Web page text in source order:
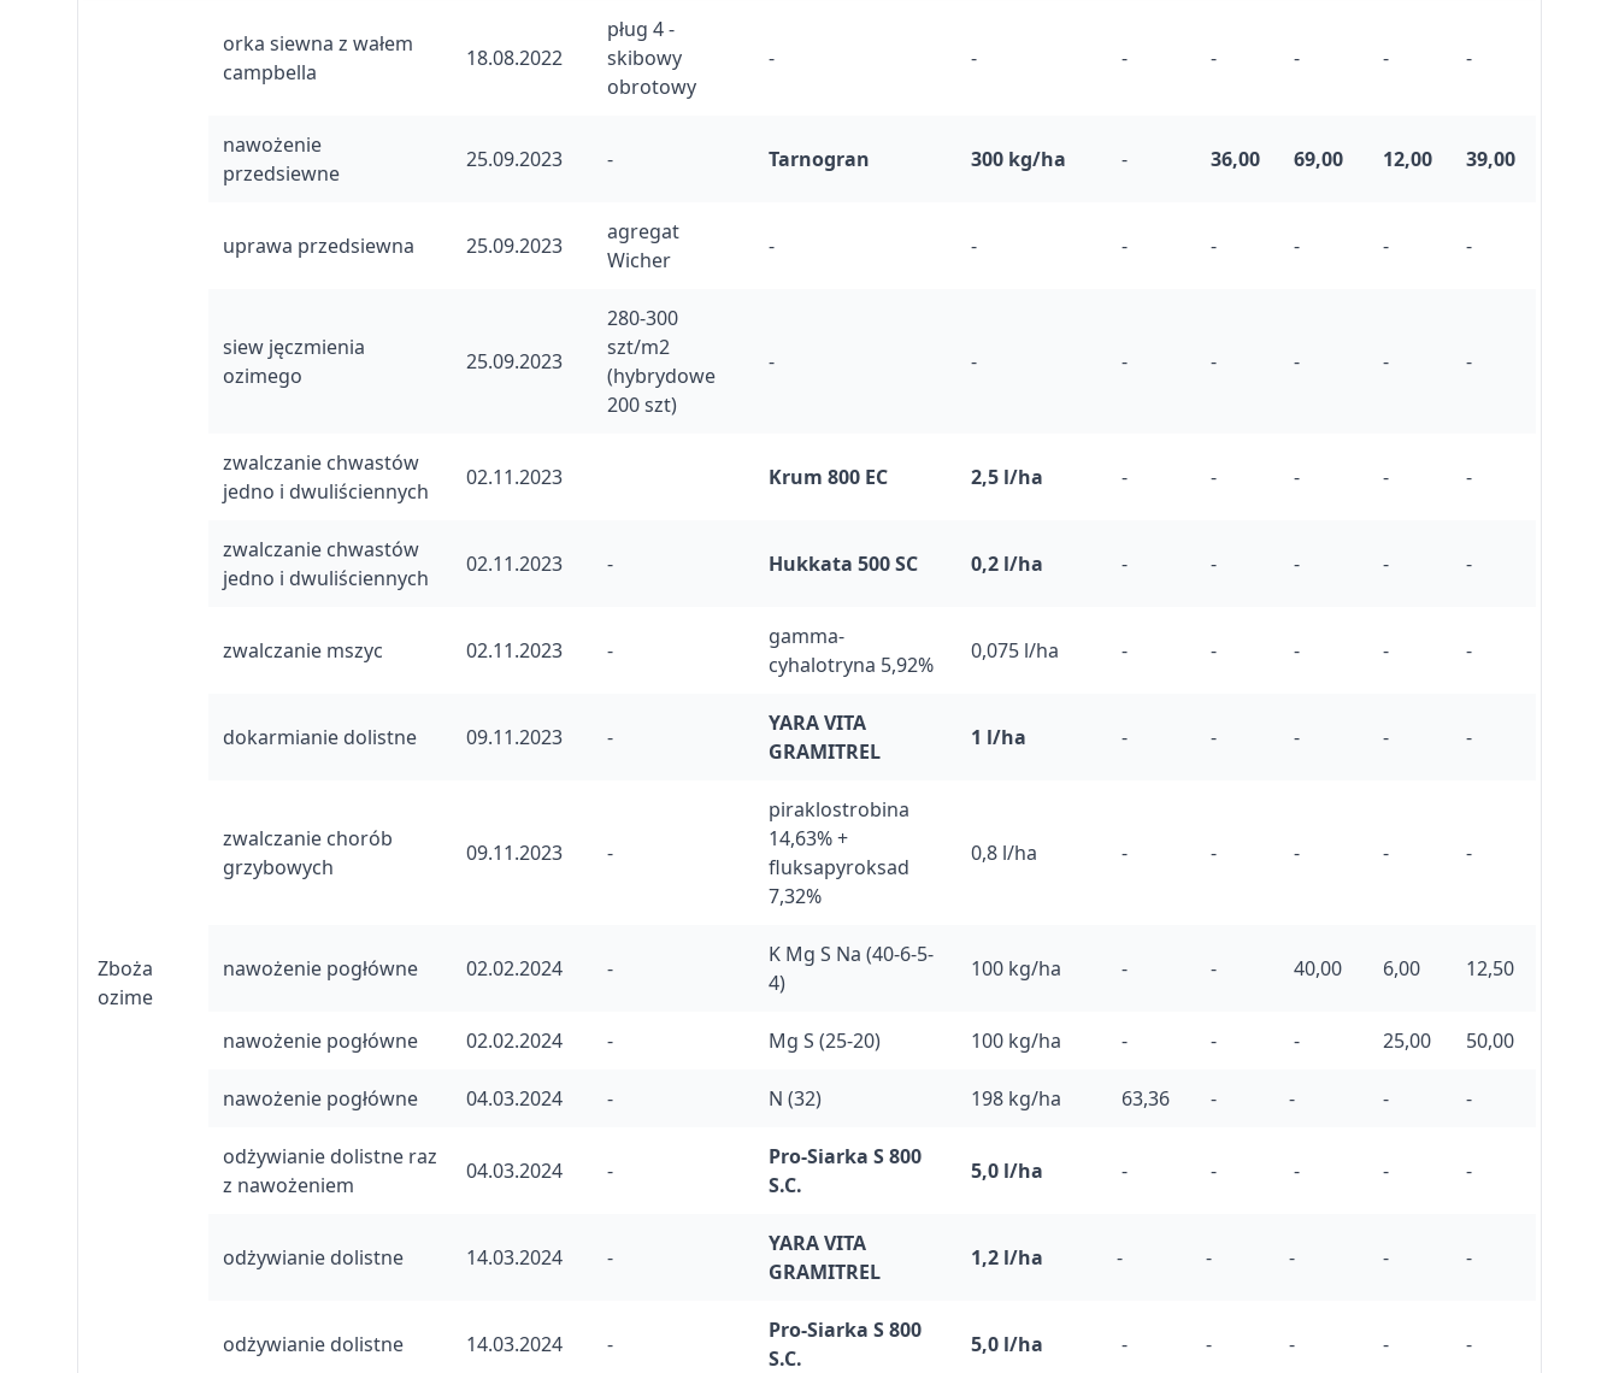
Zboża
ozime
orka siewna z wałem
campbella
18.08.2022
pług 4 -
skibowy
obrotowy
- - - - - - -
nawożenie
przedsiewne
25.09.2023 - Tarnogran 300 kg/ha - 36,00 69,00 12,00 39,00
uprawa przedsiewna 25.09.2023
agregat
Wicher
- - - - - - -
siew jęczmienia
ozimego
25.09.2023
280-300
szt/m2
(hybrydowe
200 szt)
- - - - - - -
zwalczanie chwastów
jedno i dwuliściennych
02.11.2023 Krum 800 EC 2,5 l/ha - - - - -
zwalczanie chwastów
jedno i dwuliściennych
02.11.2023 - Hukkata 500 SC 0,2 l/ha - - - - -
zwalczanie mszyc 02.11.2023 -
gamma-
cyhalotryna 5,92%
0,075 l/ha - - - - -
dokarmianie dolistne 09.11.2023 -
YARA VITA
GRAMITREL
1 l/ha - - - - -
zwalczanie chorób
grzybowych
09.11.2023 -
piraklostrobina
14,63% +
fluksapyroksad
7,32%
0,8 l/ha - - - - -
nawożenie pogłówne 02.02.2024 -
K Mg S Na (40-6-5-
4)
100 kg/ha - - 40,00 6,00 12,50
nawożenie pogłówne 02.02.2024 - Mg S (25-20) 100 kg/ha - - - 25,00 50,00
nawożenie pogłówne 04.03.2024 - N (32) 198 kg/ha 63,36 - - - -
odżywianie dolistne raz
z nawożeniem
04.03.2024 -
Pro-Siarka S 800
S.C.
5,0 l/ha - - - - -
odżywianie dolistne 14.03.2024 -
YARA VITA
GRAMITREL
1,2 l/ha - - - - -
odżywianie dolistne 14.03.2024 -
Pro-Siarka S 800
S.C.
5,0 l/ha - - - - -